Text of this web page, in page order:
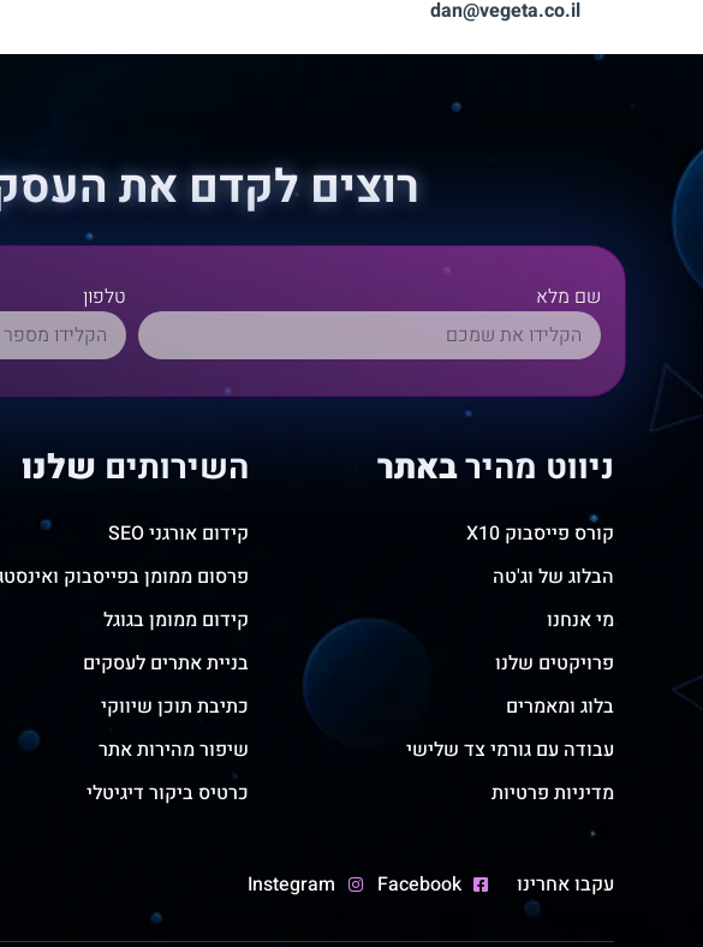
dan@vegeta.co.il
רוצים לקדם את
שם מלא טלפון
ניווט מהירבאתר
קורס פייסבוק X10
הבלוג של וג'טה
מי אנחנו
פרויקטים שלנו
בלוג ומאמרים
עבודה עם גורמי צד שלישי
מדיניות פרטיות
השירותים שלנו
קידום אורגני SEO
פרסום ממומן בפייסבוק
קידום ממומן בגוגל
בניית אתרים לעסקים
כתיבת תוכן שיווקי
שיפור מהירות אתר
כרטיס ביקור דיגיטלי
עקבו אחרינו Facebook
Instegram